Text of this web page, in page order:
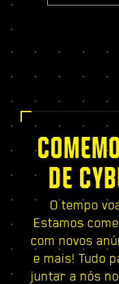
importantes,
serviços
DE
O tempo
Estamos
com novos
e mais! Tudo
juntar a nós